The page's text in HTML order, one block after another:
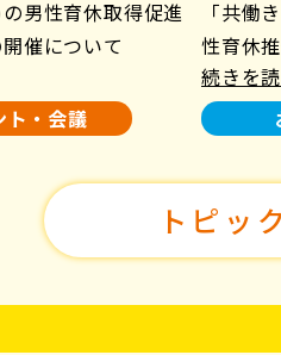
男性育休取得促進
催について
ト・会議
「共働
性育休
使用につ
続きを
トピッ